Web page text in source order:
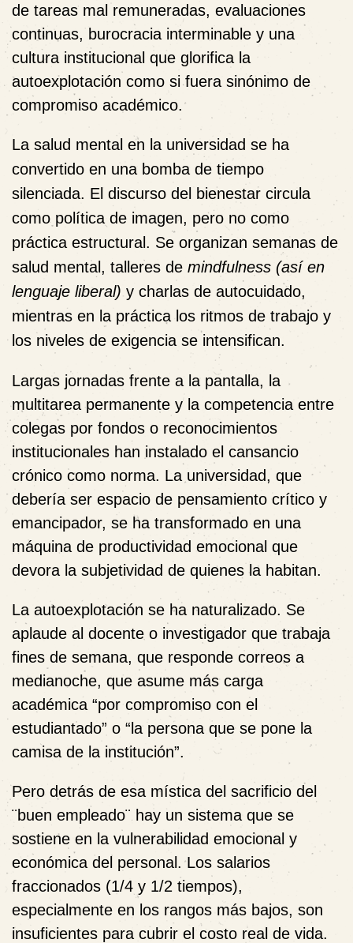
de tareas mal remuneradas, evaluaciones
continuas, burocracia interminable y una
cultura institucional que glorifica la
autoexplotación como si fuera sinónimo de
compromiso académico.
La salud mental en la universidad se ha
convertido en una bomba de tiempo
silenciada. El discurso del bienestar circula
como política de imagen, pero no como
práctica estructural. Se organizan semanas de
salud mental, talleres de mindfulness (así en
lenguaje liberal)y charlas de autocuidado,
mientras en la práctica los ritmos de trabajo y
los niveles de exigencia se intensifican.
Largas jornadas frente a la pantalla, la
multitarea permanente y la competencia entre
colegas por fondos o reconocimientos
institucionales han instalado el cansancio
crónico como norma. La universidad, que
debería ser espacio de pensamiento crítico y
emancipador, se ha transformado en una
máquina de productividad emocional que
devora la subjetividad de quienes la habitan.
La autoexplotación se ha naturalizado. Se
aplaude al docente o investigador que trabaja
fines de semana, que responde correos a
medianoche, que asume más carga
académica “por compromiso con el
estudiantado” o “la persona que se pone la
camisa de la institución”.
Pero detrás de esa mística del sacrificio del
¨buen empleado¨ hay un sistema que se
sostiene en la vulnerabilidad emocional y
económica del personal. Los salarios
fraccionados (1/4 y 1/2 tiempos),
especialmente en los rangos más bajos, son
insuficientes para cubrir el costo real de vida.